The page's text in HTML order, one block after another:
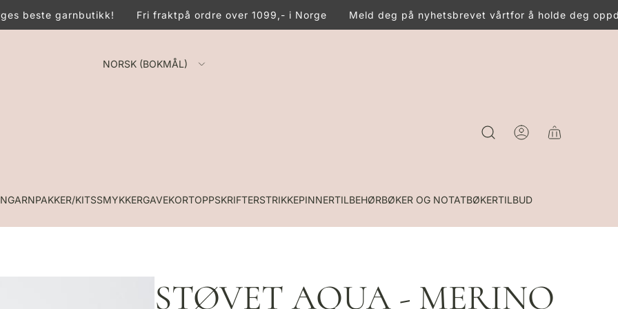
beste garnbutikk! Fri fraktpå ordre over 1099,- i Norge Meld deg på nyhetsbrevet vårtfor å holde deg
NORSK (BOKMÅL)
GARNPAKKER/KITSSMYKKERGAVEKORTOPPSKRIFTERSTRIKKEPINNERTILBEHØRBØKER OG NOTATBØKERTILBUD
STØVET AQUA - MERINO